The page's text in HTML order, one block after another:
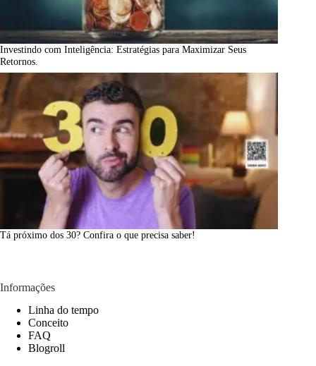
Investindo com Inteligência: Estratégias para Maximizar Seus
Retornos.
Tá próximo dos 30? Confira o que precisa saber!
Informações
Linha do tempo
Conceito
FAQ
Blogroll